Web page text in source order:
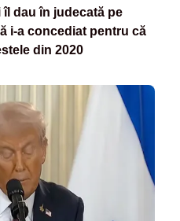
dau în judecată pe
i-a concediat pentru că
din 2020